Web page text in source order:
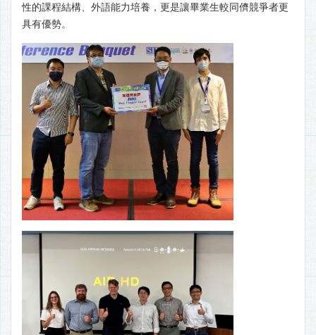
性的課程結構、外語能力培養，更是讓畢業生較同儕競爭者更
具有優勢。